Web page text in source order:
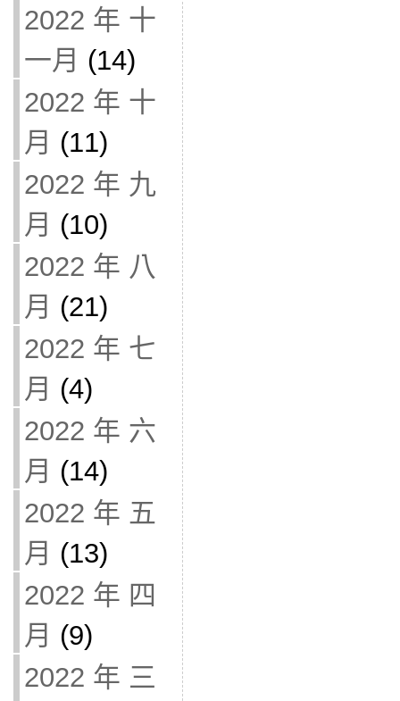
2022 年 十
一月 (14)
2022 年 十
月 (11)
2022 年 九
月 (10)
2022 年 八
月 (21)
2022 年 七
月 (4)
2022 年 六
月 (14)
2022 年 五
月 (13)
2022 年 四
月 (9)
2022 年 三